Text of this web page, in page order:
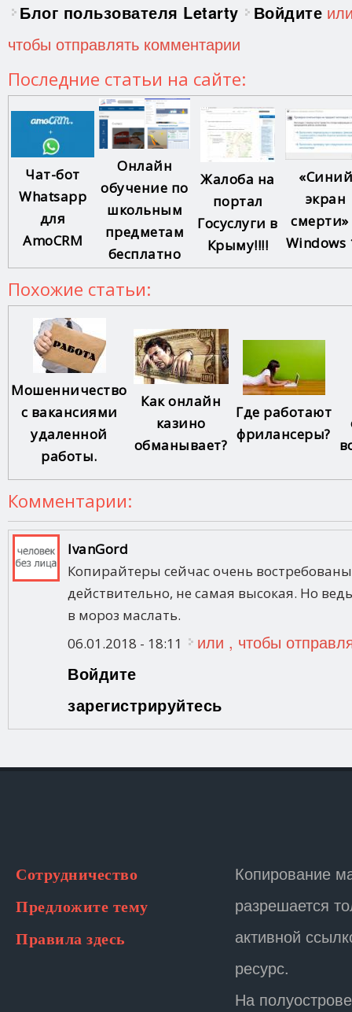
Блог пользователя Letarty Войдите
чтобы отправлять комментарии
Последние статьи на сайте:
Чат-бот
Whatsapp
для
AmoCRM
Онлайн
обучение по
школьным
предметам
бесплатно
Жалоба на
портал
Госуслуги в
Крыму!!!!
«Синий
экран
смерти»
Windows
Похожие статьи:
Мошенничество
с вакансиями
удаленной
работы.
Как онлайн
казино
обманывает?
Где работают
фрилансеры?
Комментарии:
IvanGord
Копирайтеры сейчас очень
действительно, не самая высокая. Но
в мороз маслать.
06.01.2018 - 18:11
Войдите
или
зарегистрируйтесь
, чтобы
Сотрудничество
Предложите тему
Правила здесь
Копирование
разрешается
активной
ресурс.
На